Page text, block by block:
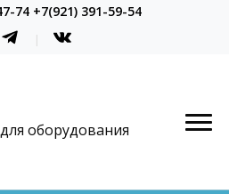
74 +7(921) 391-59-54
оборудования